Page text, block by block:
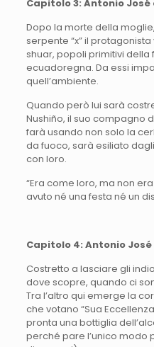
Capitolo 3: Antonio José
Dopo la morte della
serpente “x” il
shuar, popoli primitivi
ecuadoregna. Da essi
quell’ambiente.
Quando però lui sarà
Nushiño, il suo compagno
farà usando non solo la
da fuoco, sarà esiliato
con loro.
“Era come loro, ma non
avuto né una festa né un
Capitolo 4: Antonio José
Costretto a lasciare gli
dove scopre, quando ci
Tra l’altro qui emerge la
che votano “Sua
pronta una bottiglia
perché pare l’unico modo